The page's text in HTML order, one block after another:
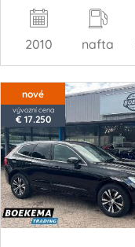
2010 nafta
nové
vývozní cena
€ 17.250